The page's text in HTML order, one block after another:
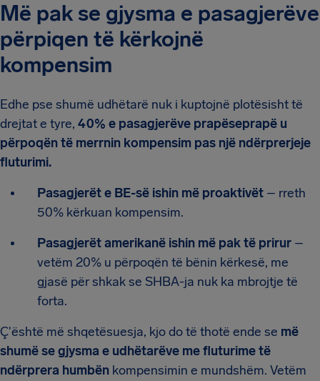
Më pak se gjysma e pasagjerëve
përpiqen të kërkojnë
kompensim
Edhe pse shumë udhëtarë nuk i kuptojnë plotësisht të
drejtat e tyre, 40% e pasagjerëve prapëseprapë u
përpoqën të merrnin kompensim pas një ndërprerjeje
fluturimi.
Pasagjerët e BE-së ishin më proaktivët – rreth
50% kërkuan kompensim.
Pasagjerët amerikanë ishin më pak të prirur –
vetëm 20% u përpoqën të bënin kërkesë, me
gjasë për shkak se SHBA-ja nuk ka mbrojtje të
forta.
Ç'është më shqetësuesja, kjo do të thotë ende se më
shumë se gjysma e udhëtarëve me fluturime të
ndërprera humbën kompensimin e mundshëm. Vetëm